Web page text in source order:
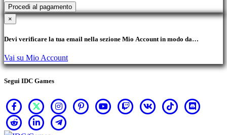
Procedi al pagamento
×
Devi verificare la tua email nella sezione Mio Account in modo da
Vai su Mio Account
Segui IDC Games